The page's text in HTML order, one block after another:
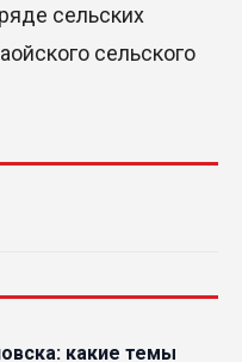
сельских
сельского
какие темы